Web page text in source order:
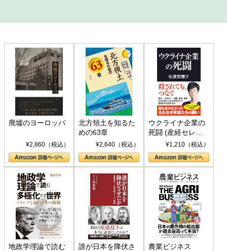
廃墟のヨーロッパ
¥2,860（税込）
北方領土を知るた
めの63章
¥2,640（税込）
ウクライナ企業の
死闘 (産経セレク
ト S 039)¥1,210（税込）
地政学理論で読む
誰が日本を降伏さ
農業ビジネス